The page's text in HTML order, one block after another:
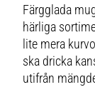
Färgglada
härliga
lite mera
ska dricka
utifrån